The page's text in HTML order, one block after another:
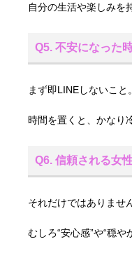
自分の生活や楽しみを
Q5. 不安になった
まず即LINEしないこと。
時間を置くと、かなり
Q6. 信頼される女
それだけではありませ
むしろ“安心感”や“穏や